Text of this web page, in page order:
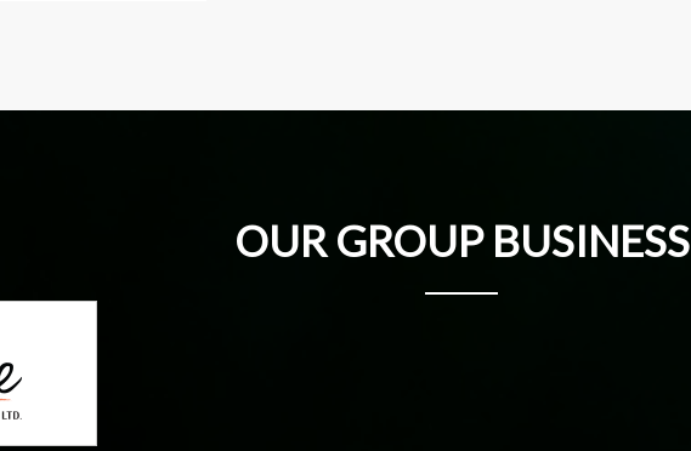
OUR GROUP BUSINESS